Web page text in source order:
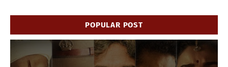
POPULAR POST